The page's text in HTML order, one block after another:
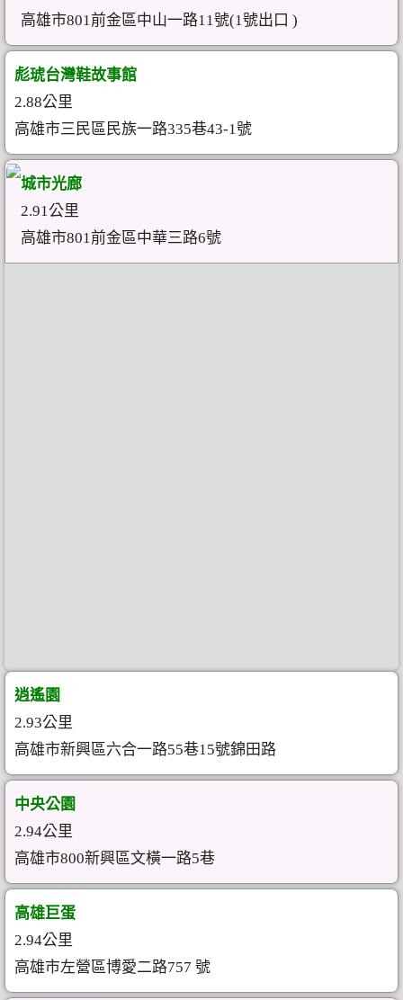
高雄市801前金區中山一路11號(1號出口 )
彪琥台灣鞋故事館
2.88公里
高雄市三民區民族一路335巷43-1號
城市光廊
2.91公里
高雄市801前金區中華三路6號
逍遙園
2.93公里
高雄市新興區六合一路55巷15號錦田路
中央公園
2.94公里
高雄市800新興區文橫一路5巷
高雄巨蛋
2.94公里
高雄市左營區博愛二路757 號